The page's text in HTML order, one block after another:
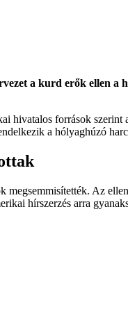
a kurd erők ellen
hivatalos források
a hólyaghúzó
Az
hírszerzés arra